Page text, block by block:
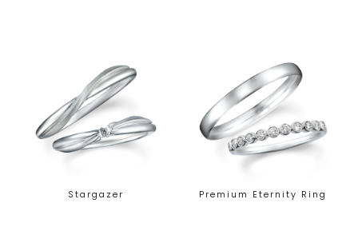
Stargazer Premium Eternity Ring